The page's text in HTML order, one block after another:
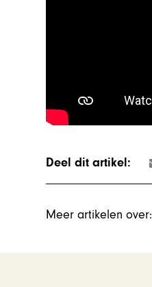
Deel dit artikel:
Meer artikelen over: